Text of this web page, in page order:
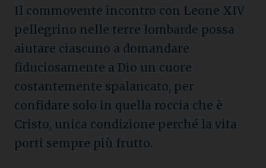
Il commovente incontro con Leone XIV
pellegrino nelle terre lombarde possa
aiutare ciascuno a domandare
fiduciosamente a Dio un cuore
costantemente spalancato, per
confidare solo in quella roccia che è
Cristo, unica condizione perché la vita
porti sempre più frutto.